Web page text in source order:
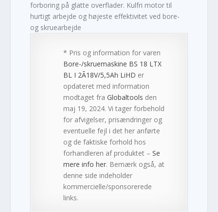
forboring på glatte overflader. Kulfri motor til
hurtigt arbejde og højeste effektivitet ved bore-
og skruearbejde
* Pris og information for varen
Bore-/skruemaskine BS 18 LTX
BL I 2Ã18V/5,5Ah LiHD er
opdateret med information
modtaget fraGlobaltools den
maj 19, 2024. Vi tager forbehold
for afvigelser, prisændringer og
eventuelle fejl i det her anførte
og de faktiske forhold hos
forhandleren af produktet –Se
mere info her. Bemærk også, at
denne side indeholder
kommercielle/sponsorerede
links.